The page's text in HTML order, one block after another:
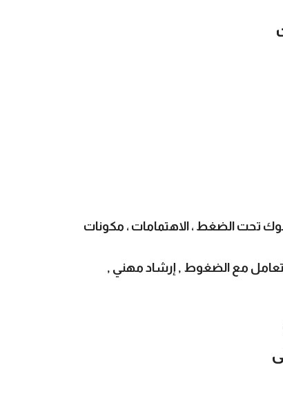
تحت الضغط ، الاهتمامات ، مكونات
مع الضغوط , إرشاد مهني ,